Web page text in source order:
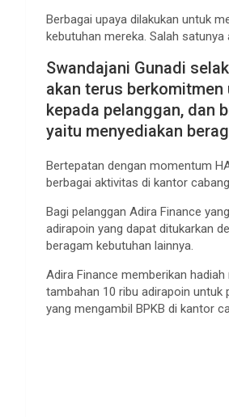
Berbagai upaya dilakukan untuk
kebutuhan mereka. Salah
Swandajani Gunadi
akan terus
kepada pelanggan, dan
yaitu menyediakan
Bertepatan dengan momentum
berbagai aktivitas di kantor
Bagi pelanggan Adira Finance
adirapoin yang dapat ditukarkan
beragam kebutuhan lainnya.
Adira Finance memberikan
tambahan 10 ribu adirapoin untuk
yang mengambil BPKB di kantor